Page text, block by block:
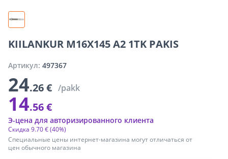
KIILANKUR M16X145 A2 1TK PAKIS
Артикул: 497367
24.26 € /pakk
14.56 €
Специальные цены интернет-магазина могут отличаться от
цен обычного магазина
Скидка 9.70 €(40%)
Э-цена для авторизированного клиента